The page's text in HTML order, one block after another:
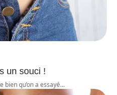
un souci !
qu’on a essayé…